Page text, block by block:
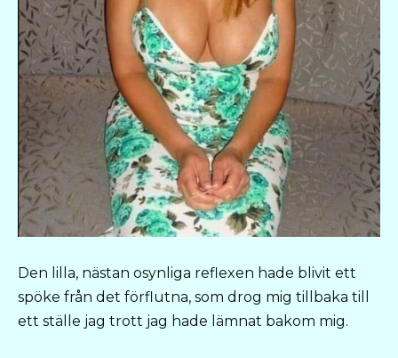
Den lilla, nästan osynliga reflexen hade blivit ett
spöke från det förflutna, som drog mig tillbaka till
ett ställe jag trott jag hade lämnat bakom mig.